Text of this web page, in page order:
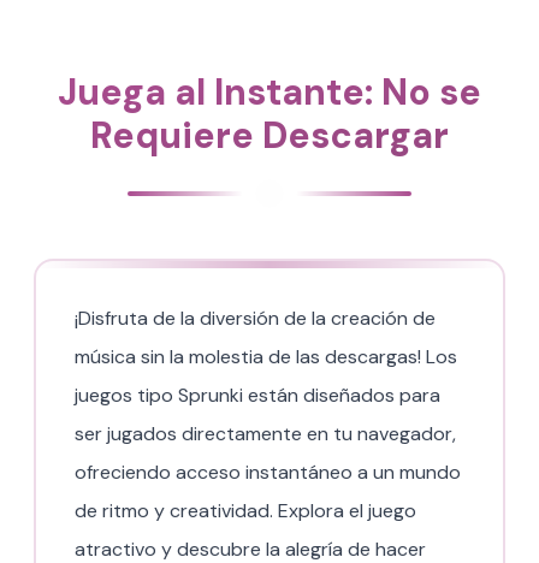
Juega al Instante: No se
Requiere Descargar
¡Disfruta de la diversión de la creación de
música sin la molestia de las descargas! Los
juegos tipo Sprunki están diseñados para
ser jugados directamente en tu navegador,
ofreciendo acceso instantáneo a un mundo
de ritmo y creatividad. Explora el juego
atractivo y descubre la alegría de hacer